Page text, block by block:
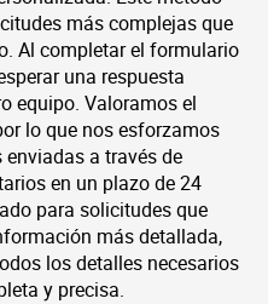
más complejas que
Al completar el formulario
una respuesta
equipo. Valoramos el
lo que nos esforzamos
a través de
en un plazo de 24
para solicitudes que
más detallada,
los detalles necesarios
y precisa.